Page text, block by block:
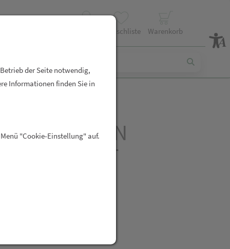
Wunschliste Warenkorb
BASEN
KPS 60ST
der Seite notwendig,
Informationen finden Sie in
"Cookie-Einstellung" auf.